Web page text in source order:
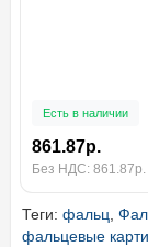
Есть в наличии
861.87р.
Без НДС: 861.87р.
Теги: фальц,
фальцевые